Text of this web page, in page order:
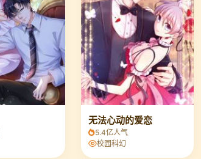
无法心动的爱恋
5.4亿人气
校园科幻